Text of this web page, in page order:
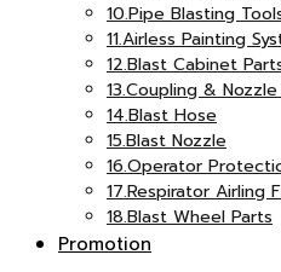
อินเตอร์
จำกัด
10.Pipe Blasting
11.Airless Painting
12.Blast Cabinet
13.Coupling &
14.Blast Hose
15.Blast Nozzle
16.Operator
17.Respirator Airling
18.Blast Wheel Parts
Promotion